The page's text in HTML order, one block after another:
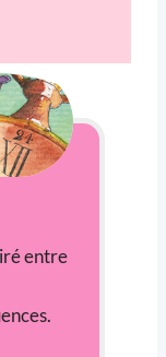
entre